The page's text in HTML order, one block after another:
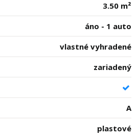
3.50 m²
áno - 1 auto
vlastné vyhradené
zariadený
A
plastové